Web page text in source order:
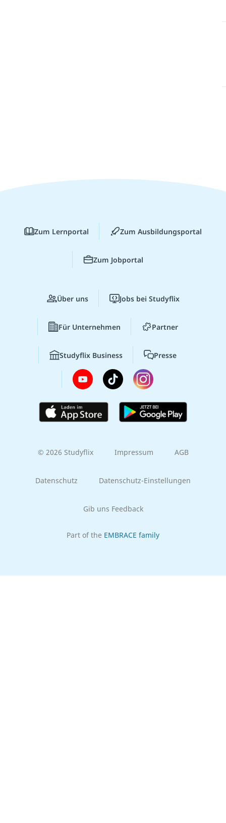
Zum Lernportal Zum Ausbildungsportal
Zum Jobportal
Über uns Jobs bei Studyflix
Für Unternehmen Partner
Studyflix Business Presse
© 2026 Studyflix Impressum AGB
Datenschutz Datenschutz-Einstellungen
Gib uns Feedback
Part of the EMBRACE family